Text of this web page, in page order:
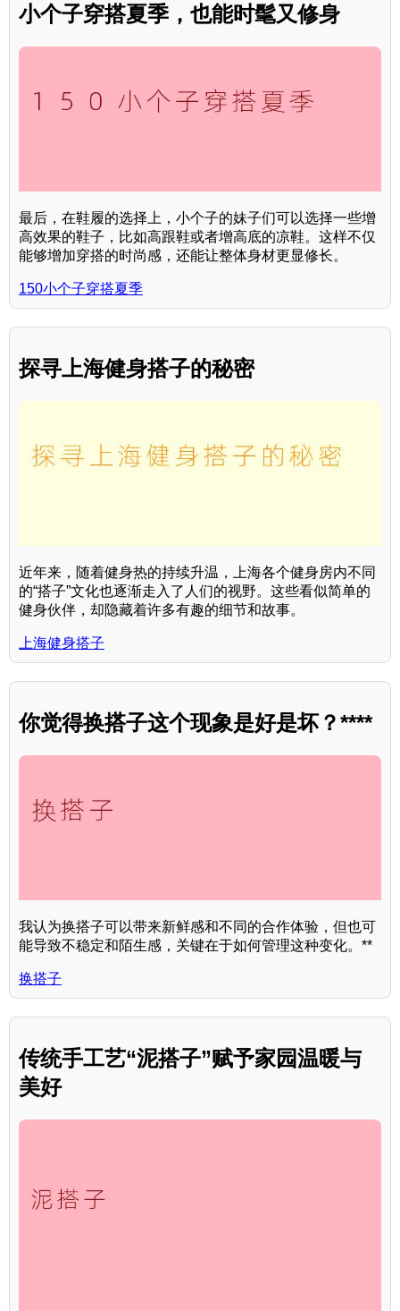
小个子穿搭夏季，也能时髦又修身
最后，在鞋履的选择上，小个子的妹子们可以选择一些增
高效果的鞋子，比如高跟鞋或者增高底的凉鞋。这样不仅
能够增加穿搭的时尚感，还能让整体身材更显修长。
150小个子穿搭夏季
探寻上海健身搭子的秘密
近年来，随着健身热的持续升温，上海各个健身房内不同
的“搭子”文化也逐渐走入了人们的视野。这些看似简单的
健身伙伴，却隐藏着许多有趣的细节和故事。
上海健身搭子
你觉得换搭子这个现象是好是坏？****
我认为换搭子可以带来新鲜感和不同的合作体验，但也可
能导致不稳定和陌生感，关键在于如何管理这种变化。**
换搭子
传统手工艺“泥搭子”赋予家园温暖与
美好